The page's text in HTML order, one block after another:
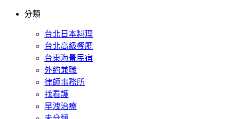
分類
台北日本料理
台北高級餐廳
台東海景民宿
外約兼職
律師事務所
找看護
早洩治療